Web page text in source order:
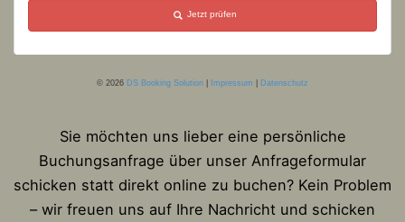
Sie möchten uns lieber eine persönliche
Buchungsanfrage über unser Anfrageformular
schicken statt direkt online zu buchen? Kein Problem
– wir freuen uns auf Ihre Nachricht und schicken